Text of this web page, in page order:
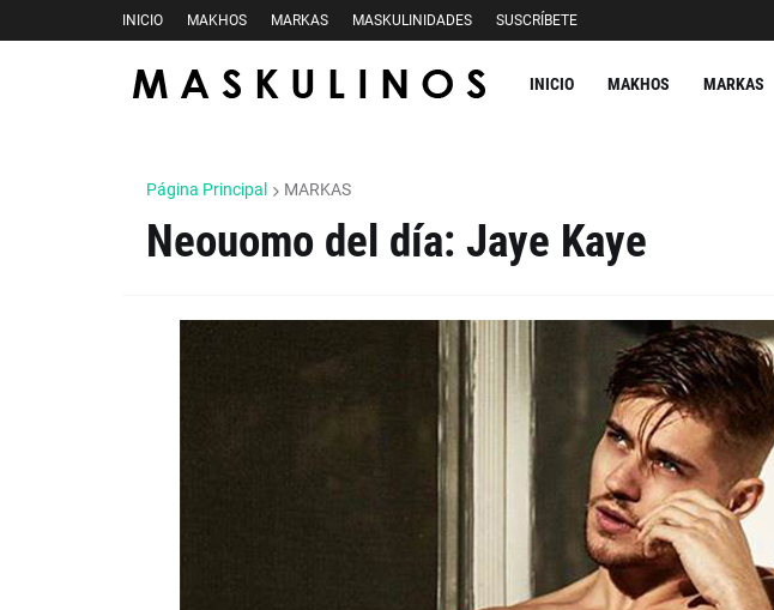
INICIO MAKHOS MARKAS MASKULINIDADES SUSCRÍBETE
INICIO MAKHOS MARKAS
Página Principal MARKAS
Neouomo del día: Jaye Kaye